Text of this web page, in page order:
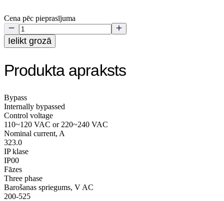
Cena pēc pieprasījuma
Ielikt grozā
Produkta apraksts
Bypass
Internally bypassed
Control voltage
110~120 VAC or 220~240 VAC
Nominal current, A
323.0
IP klase
IP00
Fāzes
Three phase
Barošanas spriegums, V AC
200-525